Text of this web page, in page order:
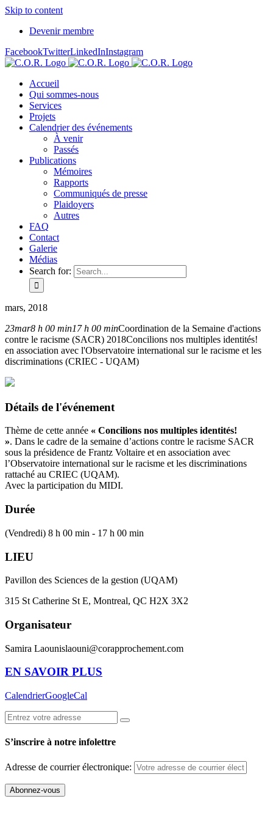
Skip to content
Devenir membre
FacebookTwitterLinkedInInstagram
Accueil
Qui sommes-nous
Services
Projets
Calendrier des événements
À venir
Passés
Publications
Mémoires
Rapports
Communiqués de presse
Plaidoyers
Autres
FAQ
Contact
Galerie
Médias
Search for:
mars, 2018
23mar8 h 00 min17 h 00 minCoordination de la Semaine d'actions
contre le racisme (SACR) 2018Concilions nos multiples identités!
en association avec l'Observatoire international sur le racisme et les
discriminations (CRIEC - UQAM)
Détails de l'événement
Thème de cette année « Concilions nos multiples identités!
». Dans le cadre de la semaine d’actions contre le racisme SACR
sous la présidence de Frantz Voltaire et en association avec
l’Observatoire international sur le racisme et les discriminations
rattaché au CRIEC (UQAM).
Avec la participation du MIDI.
Durée
(Vendredi) 8 h 00 min - 17 h 00 min
LIEU
Pavillon des Sciences de la gestion (UQAM)
315 St Catherine St E, Montreal, QC H2X 3X2
Organisateur
Samira Laounislaouni@corapprochement.com
EN SAVOIR PLUS
CalendrierGoogleCal
S’inscrire à notre infolettre
Adresse de courrier électronique: